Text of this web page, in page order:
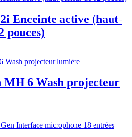
Enceinte active (haut-
pouces)
6 Wash projecteur